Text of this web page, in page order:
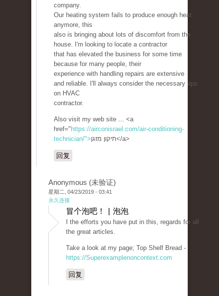
company.
Our heating system fails to produce enough heat
anymore, this
also is bringing about lots of discomfort from the
house. I'm looking to locate a contractor
that has elevated the business for some time
because for many people, their
experience with handling repairs are extensive
and reliable. I'll always consider the necessary tips
on HVAC
contractor.
Also visit my web site ... <a
href=" https://airconisrael.com/air-conditioning-
technician/">
תיקון מזגן</a>
回复
Anonymous (未验证)
星期二, 04/23/2019 - 03:41
永久连接
冒个泡吧！ | 泡泡
I the efforts you have put in this, regards for all
the great articles.
Take a look at my page; Top Shelf Bread -
https://Superexamplenoncontext.com
回复